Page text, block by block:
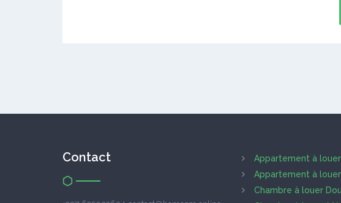
Contact
Appartement à louer
Appartement à
Chambre à louer